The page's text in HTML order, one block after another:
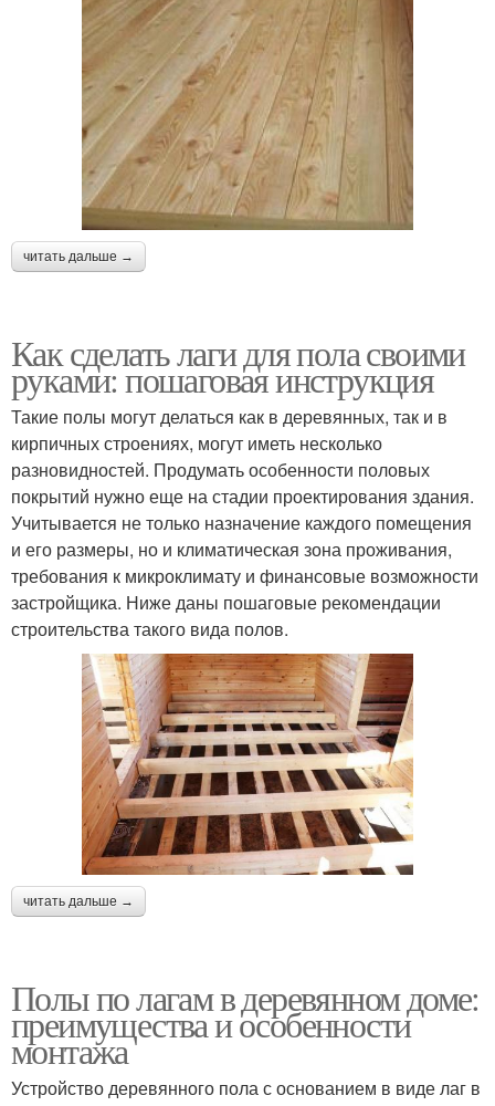
читать дальше →
Как сделать лаги для пола своими
руками: пошаговая инструкция
Такие полы могут делаться как в деревянных, так и в
кирпичных строениях, могут иметь несколько
разновидностей. Продумать особенности половых
покрытий нужно еще на стадии проектирования здания.
Учитывается не только назначение каждого помещения
и его размеры, но и климатическая зона проживания,
требования к микроклимату и финансовые возможности
застройщика. Ниже даны пошаговые рекомендации
строительства такого вида полов.
читать дальше →
Полы по лагам в деревянном доме:
преимущества и особенности
монтажа
Устройство деревянного пола с основанием в виде лаг в